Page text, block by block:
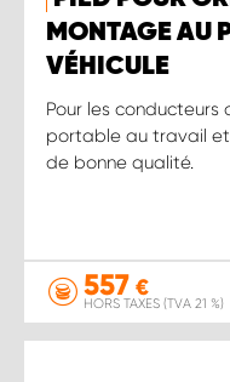
MONTAGE AU
VÉHICULE
Pour les conducteurs
portable au travail
de bonne qualité.
557 €
HORS TAXES (TVA 21 %)